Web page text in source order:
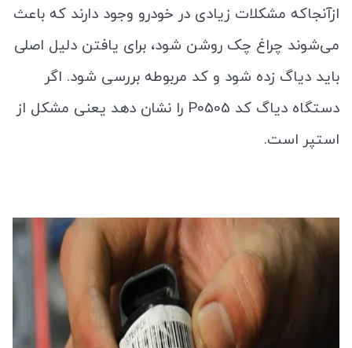
ازآنجاکه مشکلات زیادی در خودرو وجود دارند که باعث
می‌شوند چراغ چک روشن شود، برای یافتن دلیل اصلی
باید دیاگ زده شود و کد مربوطه بررسی شود. اگر
دستگاه دیاگ کد P0505 را نشان دهد یعنی مشکل از
استپر است.